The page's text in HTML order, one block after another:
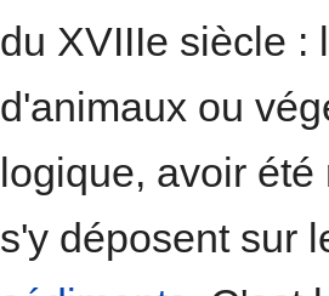
du XVIIIe siècle :
d'animaux ou
logique, avoir
s'y déposent sur